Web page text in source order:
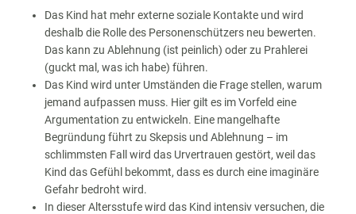
Das Kind hat mehr externe soziale Kontakte und wird
deshalb die Rolle des Personenschützers neu bewerten.
Das kann zu Ablehnung (ist peinlich) oder zu Prahlerei
(guckt mal, was ich habe) führen.
Das Kind wird unter Umständen die Frage stellen, warum
jemand aufpassen muss. Hier gilt es im Vorfeld eine
Argumentation zu entwickeln. Eine mangelhafte
Begründung führt zu Skepsis und Ablehnung – im
schlimmsten Fall wird das Urvertrauen gestört, weil das
Kind das Gefühl bekommt, dass es durch eine imaginäre
Gefahr bedroht wird.
In dieser Altersstufe wird das Kind intensiv versuchen, die